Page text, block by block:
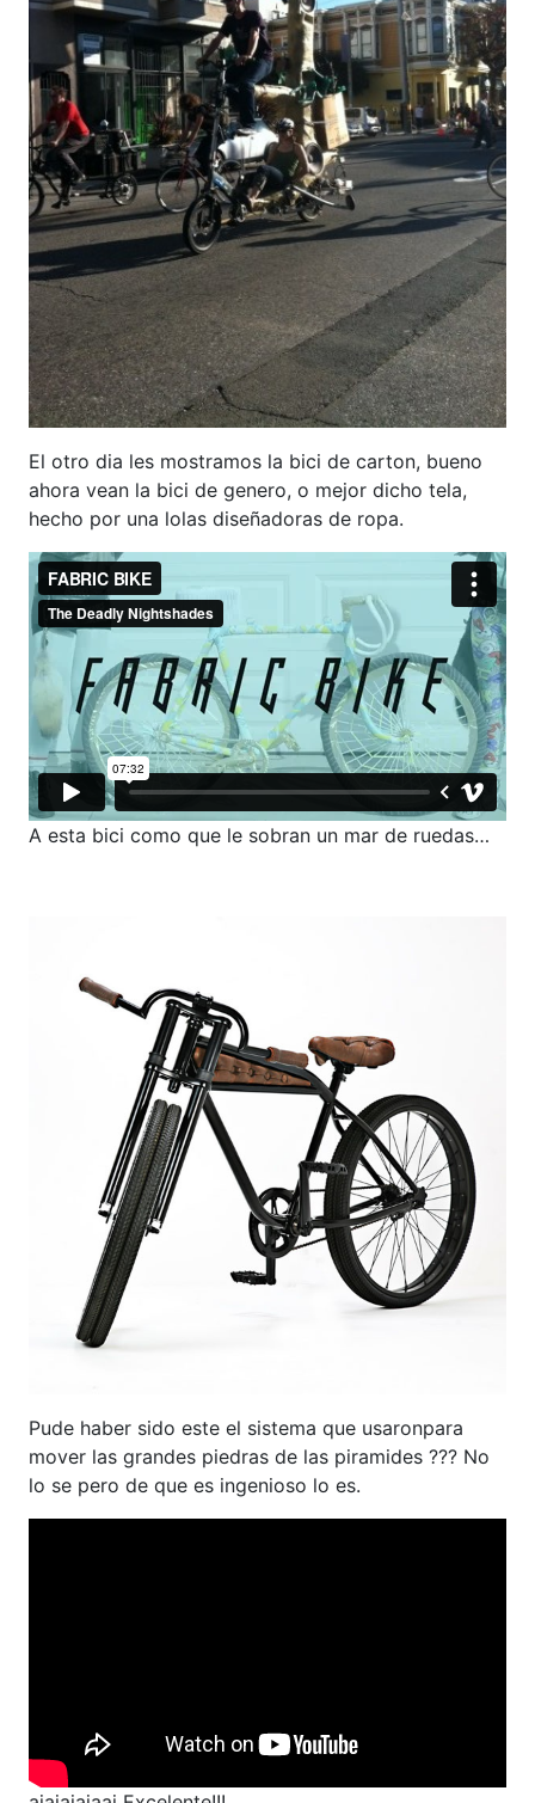
El otro dia les mostramos la bici de carton, bueno
ahora vean la bici de genero, o mejor dicho tela,
hecho por una lolas diseñadoras de ropa.
A esta bici como que le sobran un mar de ruedas…
Pude haber sido este el sistema que usaronpara
mover las grandes piedras de las piramides ??? No
lo se pero de que es ingenioso lo es.